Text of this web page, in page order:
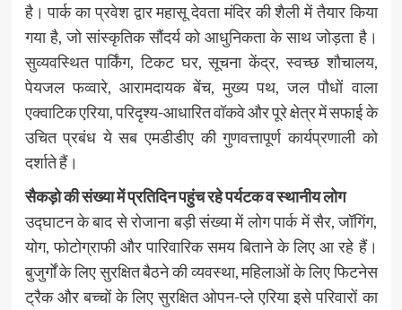
है। पार्क का प्रवेश द्वार महासू देवता मंदिर की शैली में तैयार किया
गया है, जो सांस्कृतिक सौंदर्य को आधुनिकता के साथ जोड़ता है।
सुव्यवस्थित पार्किंग, टिकट घर, सूचना केंद्र, स्वच्छ शौचालय,
पेयजल फव्वारे, आरामदायक बेंच, मुख्य पथ, जल पौधों वाला
एक्वाटिक एरिया, परिदृश्य-आधारित वॉकवे और पूरे क्षेत्र में सफाई के
उचित प्रबंध ये सब एमडीडीए की गुणवत्तापूर्ण कार्यप्रणाली को
दर्शाते हैं।
सैकड़ो की संख्या में प्रतिदिन पहुंच रहे पर्यटक व स्थानीय लोग
उद्घाटन के बाद से रोजाना बड़ी संख्या में लोग पार्क में सैर, जॉगिंग,
योग, फोटोग्राफी और पारिवारिक समय बिताने के लिए आ रहे हैं।
बुजुर्गों के लिए सुरक्षित बैठने की व्यवस्था, महिलाओं के लिए फिटनेस
ट्रैक और बच्चों के लिए सुरक्षित ओपन-प्ले एरिया इसे परिवारों का